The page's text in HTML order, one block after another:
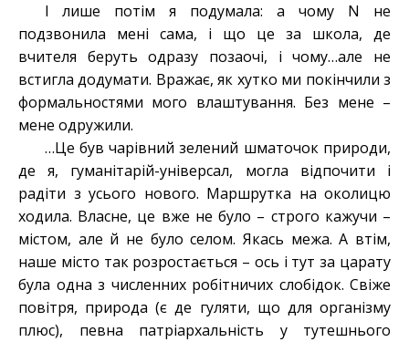
І лише потім я подумала: а чому N не
подзвонила мені сама, і що це за школа, де
вчителя беруть одразу позаочі, і чому…але не
встигла додумати. Вражає, як хутко ми покінчили з
формальностями мого влаштування. Без мене –
мене одружили.
…Це був чарівний зелений шматочок природи,
де я, гуманітарій-універсал, могла відпочити і
радіти з усього нового. Маршрутка на околицю
ходила. Власне, це вже не було – строго кажучи –
містом, але й не було селом. Якась межа. А втім,
наше місто так розростається – ось і тут за царату
була одна з численних робітничих слобідок. Свіже
повітря, природа (є де гуляти, що для організму
плюс), певна патріархальність у тутешнього